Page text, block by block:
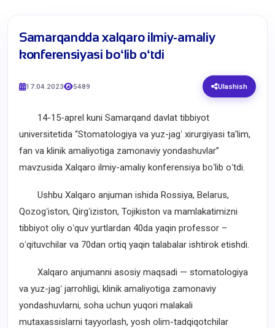
Samarqandda xalqaro ilmiy-amaliy
konferensiyasi boʻlib oʻtdi
17.04.2023 5489 Ulashish
14-15-aprel kuni Samarqand davlat tibbiyot
universitetida “Stomatologiya va yuz-jagʻ xirurgiyasi taʼlim,
fan va klinik amaliyotiga zamonaviy yondashuvlar”
mavzusida Xalqaro ilmiy-amaliy konferensiya boʻlib oʻtdi.
Ushbu Xalqaro anjuman ishida Rossiya, Belarus,
Qozogʻiston, Qirgʻiziston, Tojikiston va mamlakatimizni
tibbiyot oliy oʻquv yurtlardan 40da yaqin professor –
oʻqituvchilar va 70dan ortiq yaqin talabalar ishtirok etishdi.
Xalqaro anjumanni asosiy maqsadi — stomatologiya
va yuz-jagʻ jarrohligi, klinik amaliyotiga zamonaviy
yondashuvlarni, soha uchun yuqori malakali
mutaxassislarni tayyorlash, yosh olim-tadqiqotchilar